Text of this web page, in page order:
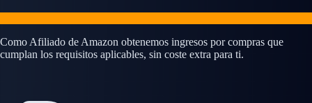
Como Afiliado de Amazon obtenemos ingresos por compras que
cumplan los requisitos aplicables, sin coste extra para ti.